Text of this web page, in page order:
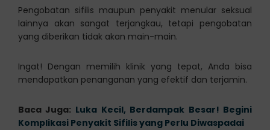
Pengobatan sifilis maupun penyakit menular seksual
lainnya akan sangat terjangkau, tetapi pengobatan
yang diberikan tidak akan main-main.
Ingat! Dengan memilih klinik yang tepat, Anda bisa
mendapatkan penanganan yang efektif dan terjamin.
Baca Juga: Luka Kecil, Berdampak Besar! Begini
Komplikasi Penyakit Sifilis yang Perlu Diwaspadai